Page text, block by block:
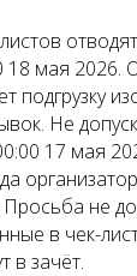
18 мая 2026.
подгрузку
Не
17 мая
Просьба не
в чек-
в зачёт.